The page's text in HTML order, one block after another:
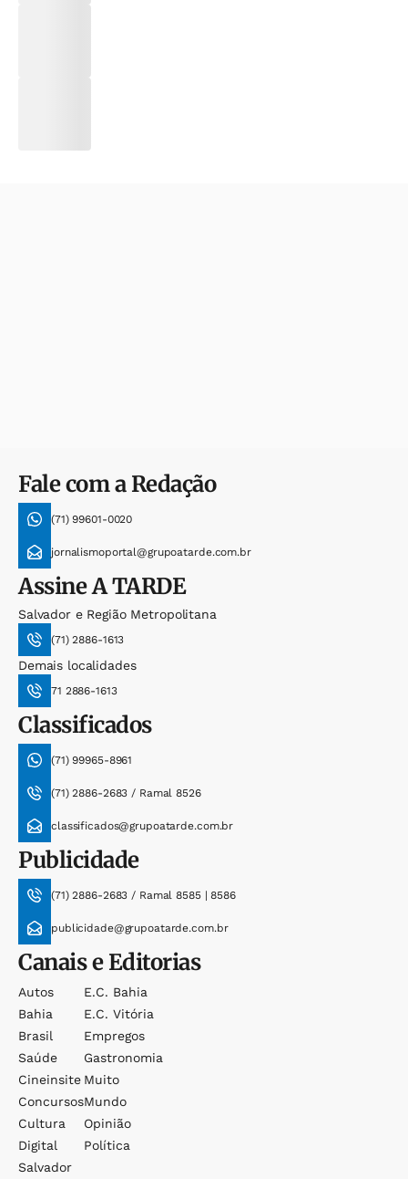
Fale com a Redação
(71) 99601-0020
jornalismoportal@grupoatarde.com.br
AssineA TARDE
Salvador e Região Metropolitana
(71) 2886-1613
Demais localidades
71 2886-1613
Classificados
(71) 99965-8961
(71) 2886-2683 / Ramal 8526
classificados@grupoatarde.com.br
Publicidade
(71) 2886-2683 / Ramal 8585 | 8586
publicidade@grupoatarde.com.br
Canais e Editorias
Autos
Bahia
Brasil
Saúde
Cineinsite
Concursos
Cultura
Digital
Salvador
E.c. Bahia
E.c. Vitória
Empregos
Gastronomia
Muito
Mundo
Opinião
Política